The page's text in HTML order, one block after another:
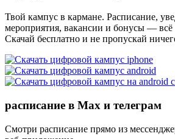
Твой кампус в кармане. Расписание,
мероприятия, вакансии и бонусы —
Скачай бесплатно и не пропускай
расписание в Max и телеграм
Смотри расписание прямо из